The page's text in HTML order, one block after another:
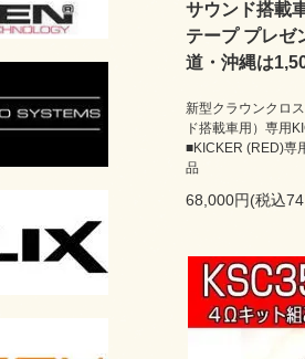
サウンド搭載
テープ プレ
道・沖縄は
新型クラウンクロ
ド搭載車用）専用
■KICKER (RED)専
品
68,000円(税込